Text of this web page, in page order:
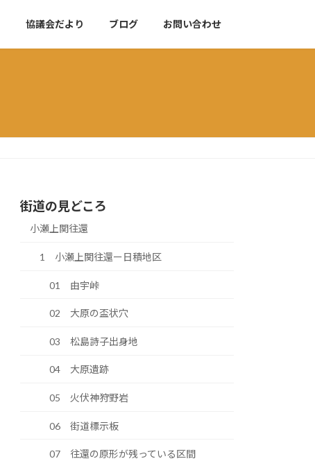
協議会だより ブログ お問い合わせ
街道の見どころ
小瀬上関往還
1 小瀬上関往還ー日積地区
01 由宇峠
02 大原の盃状穴
03 松島詩子出身地
04 大原遺跡
05 火伏神狩野岩
06 街道標示板
07 往還の原形が残っている区間